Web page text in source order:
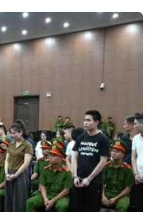
Việt kiều và người nghèo
TTXVN)
và thừa ủy quyền
Xuân Phúc,
huyện Boribor,